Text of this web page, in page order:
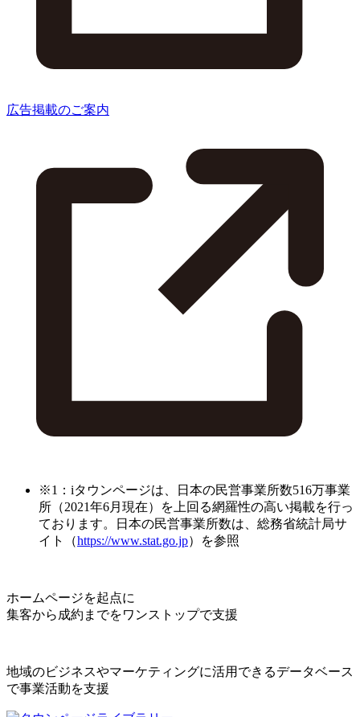
広告掲載のご案内
※1：iタウンページは、日本の民営事業所数516万事業
所（2021年6月現在）を上回る網羅性の高い掲載を行っ
ております。日本の民営事業所数は、総務省統計局サ
イト（https://www.stat.go.jp）を参照
ホームページを起点に
集客から成約までをワンストップで支援
地域のビジネスやマーケティングに活用できるデータベース
で事業活動を支援